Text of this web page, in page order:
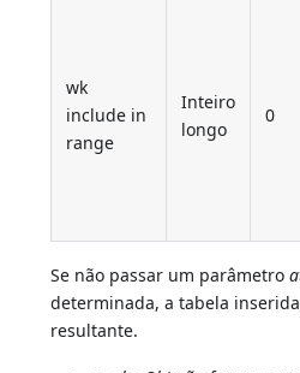
wk
include in
range
Inteiro
longo
0
Se não passar um parâmetro
determinada, a tabela
resultante.